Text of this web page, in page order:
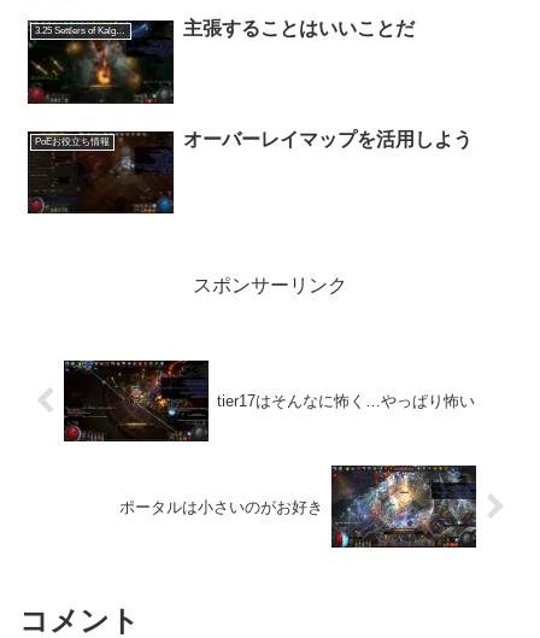
3.25 Settlers of Kalguur 主張することはいいことだ
PoEお役立ち情報 オーバーレイマップを活用しよう
スポンサーリンク
tier17はそんなに怖く…やっぱり怖い
ポータルは小さいのがお好き
コメント